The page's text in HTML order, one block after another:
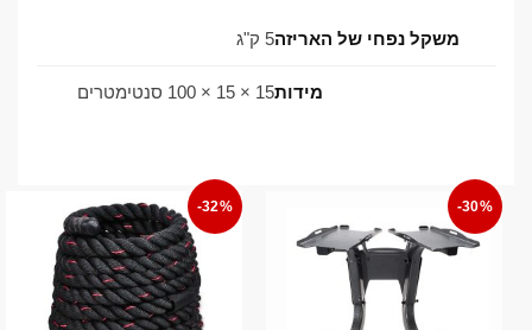
משקל נפחי של האריזה5 ק"ג
מידות15 × 15 × 100 סנטימטרים
-30%
-32%